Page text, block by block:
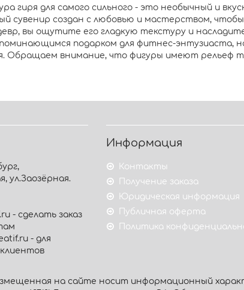
гиря для самого сильного - это необычный и
сувенир создан с любовью и мастерством,
вы ощутите его гладкую текстуру и
подарком для фитнес-энтузиаста,
Обращаем внимание, что фигуры имеют рельеф
ул.Заозёрная.
- сделать заказ
- для
Информация
Контакты
Получение заказа
Юридическая информация
Публичная оферта
Политика
на сайте носит информационный